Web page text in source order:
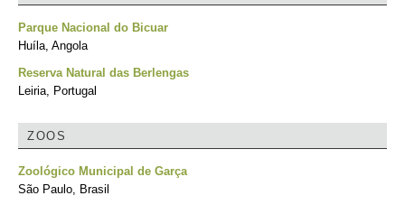
Parque Nacional do Bicuar
Huíla, Angola
Reserva Natural das Berlengas
Leiria, Portugal
ZOOS
Zoológico Municipal de Garça
São Paulo, Brasil